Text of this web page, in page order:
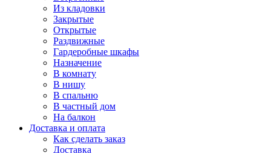
Из кладовки
Закрытые
Открытые
Раздвижные
Гардеробные шкафы
Назначение
В комнату
В нишу
В спальню
В частный дом
На балкон
Доставка и оплата
Как сделать заказ
Доставка